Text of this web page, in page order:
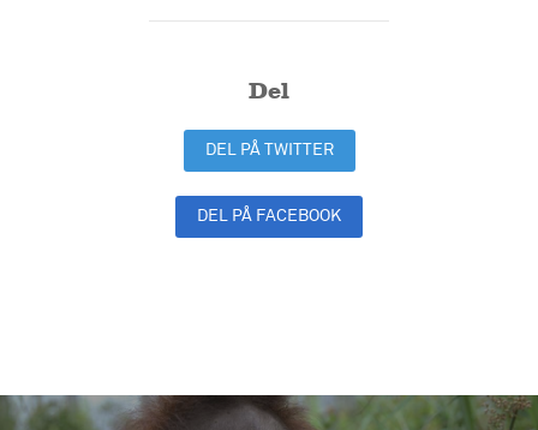
Del
DEL PÅ TWITTER
DEL PÅ FACEBOOK